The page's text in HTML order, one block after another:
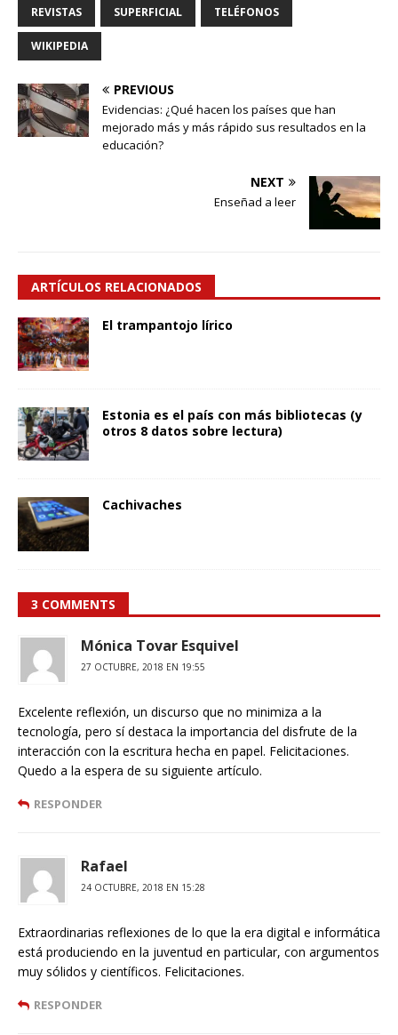
REVISTAS SUPERFICIAL TELÉFONOS
WIKIPEDIA
PREVIOUS
Evidencias: ¿Qué hacen los países que han
mejorado más y más rápido sus resultados en la
educación?
NEXT
Enseñad a leer
ARTÍCULOS RELACIONADOS
El trampantojo lírico
Estonia es el país con más bibliotecas (y
otros 8 datos sobre lectura)
Cachivaches
3 COMMENTS
Mónica Tovar Esquivel
27 OCTUBRE, 2018 EN 19:55
Excelente reflexión, un discurso que no minimiza a la
tecnología, pero sí destaca la importancia del disfrute de la
interacción con la escritura hecha en papel. Felicitaciones.
Quedo a la espera de su siguiente artículo.
RESPONDER
Rafael
24 OCTUBRE, 2018 EN 15:28
Extraordinarias reflexiones de lo que la era digital e informática
está produciendo en la juventud en particular, con argumentos
muy sólidos y científicos. Felicitaciones.
RESPONDER